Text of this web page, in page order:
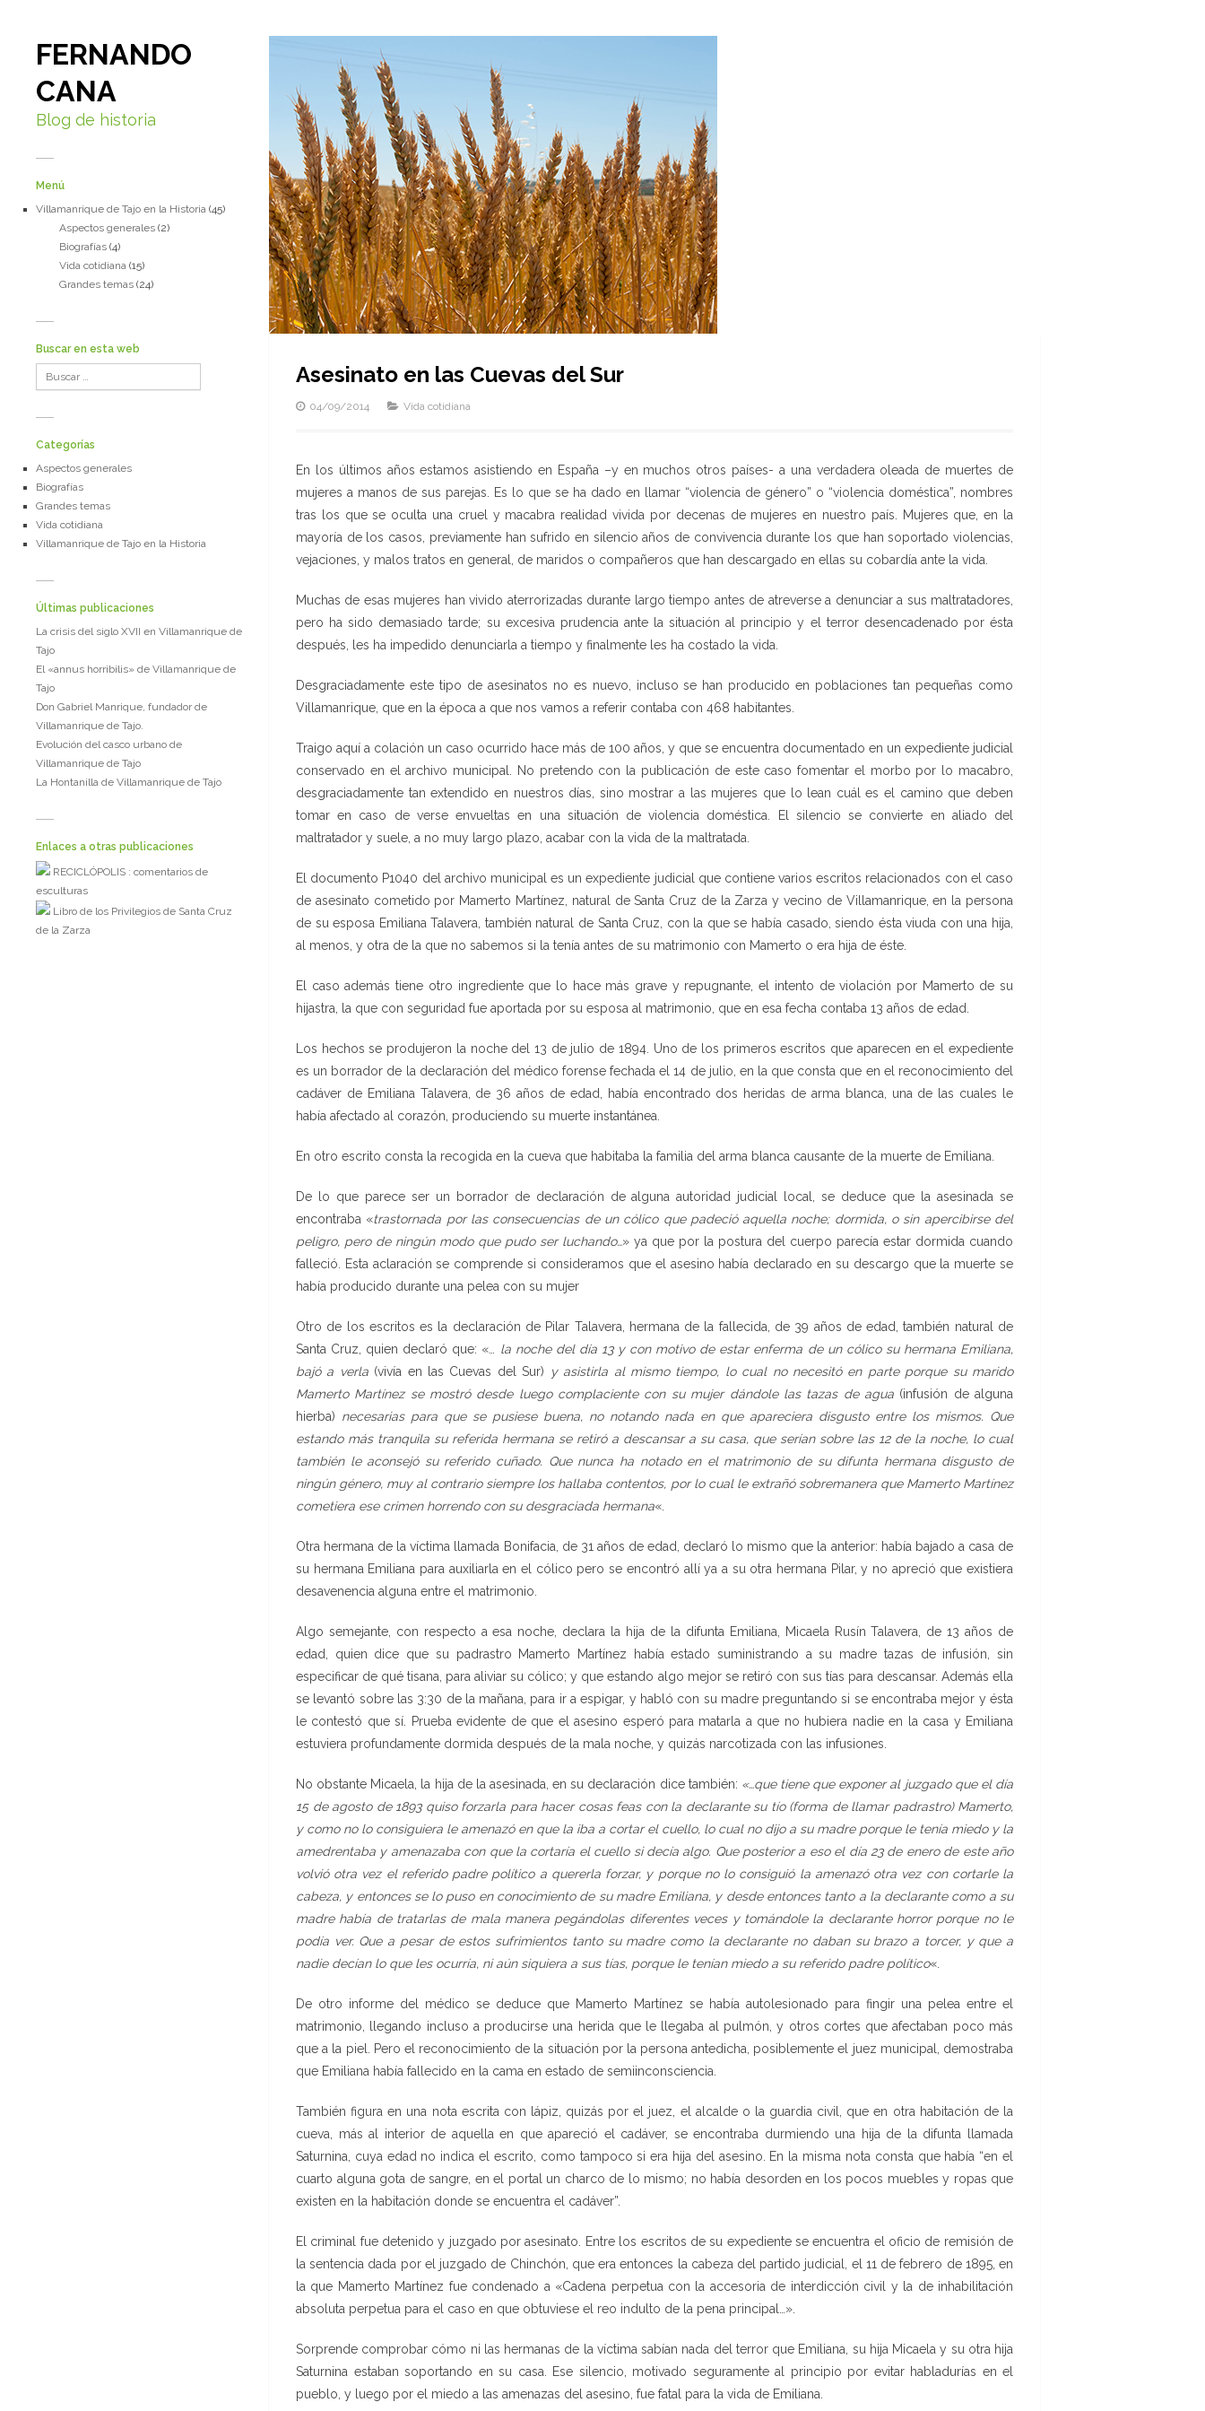
FERNANDO
CANA
Blog de historia
Menú
Villamanrique de Tajo en la Historia (45)
Aspectos generales (2)
Biografías (4)
Vida cotidiana (15)
Grandes temas (24)
Buscar en esta web
Categorías
Aspectos generales
Biografías
Grandes temas
Vida cotidiana
Villamanrique de Tajo en la Historia
Últimas publicaciones
La crisis del siglo XVII en Villamanrique de
Tajo
El «annus horribilis» de Villamanrique de
Tajo
Don Gabriel Manrique, fundador de
Villamanrique de Tajo.
Evolución del casco urbano de
Villamanrique de Tajo
La Hontanilla de Villamanrique de Tajo
Enlaces a otras publicaciones
RECICLÓPOLIS : comentarios de
esculturas
Libro de los Privilegios de Santa Cruz
de la Zarza
Asesinato en las Cuevas del Sur
04/09/2014 Vida cotidiana
En los últimos años estamos asistiendo en España –y en muchos otros países- a una verdadera oleada de muertes de
mujeres a manos de sus parejas. Es lo que se ha dado en llamar “violencia de género” o “violencia doméstica”, nombres
tras los que se oculta una cruel y macabra realidad vivida por decenas de mujeres en nuestro país. Mujeres que, en la
mayoría de los casos, previamente han sufrido en silencio años de convivencia durante los que han soportado violencias,
vejaciones, y malos tratos en general, de maridos o compañeros que han descargado en ellas su cobardía ante la vida.
Muchas de esas mujeres han vivido aterrorizadas durante largo tiempo antes de atreverse a denunciar a sus maltratadores,
pero ha sido demasiado tarde; su excesiva prudencia ante la situación al principio y el terror desencadenado por ésta
después, les ha impedido denunciarla a tiempo y finalmente les ha costado la vida.
Desgraciadamente este tipo de asesinatos no es nuevo, incluso se han producido en poblaciones tan pequeñas como
Villamanrique, que en la época a que nos vamos a referir contaba con 468 habitantes.
Traigo aquí a colación un caso ocurrido hace más de 100 años, y que se encuentra documentado en un expediente judicial
conservado en el archivo municipal. No pretendo con la publicación de este caso fomentar el morbo por lo macabro,
desgraciadamente tan extendido en nuestros días, sino mostrar a las mujeres que lo lean cuál es el camino que deben
tomar en caso de verse envueltas en una situación de violencia doméstica. El silencio se convierte en aliado del
maltratador y suele, a no muy largo plazo, acabar con la vida de la maltratada.
El documento P1040 del archivo municipal es un expediente judicial que contiene varios escritos relacionados con el caso
de asesinato cometido por Mamerto Martínez, natural de Santa Cruz de la Zarza y vecino de Villamanrique, en la persona
de su esposa Emiliana Talavera, también natural de Santa Cruz, con la que se había casado, siendo ésta viuda con una hija,
al menos, y otra de la que no sabemos si la tenía antes de su matrimonio con Mamerto o era hija de éste.
El caso además tiene otro ingrediente que lo hace más grave y repugnante, el intento de violación por Mamerto de su
hijastra, la que con seguridad fue aportada por su esposa al matrimonio, que en esa fecha contaba 13 años de edad.
Los hechos se produjeron la noche del 13 de julio de 1894. Uno de los primeros escritos que aparecen en el expediente
es un borrador de la declaración del médico forense fechada el 14 de julio, en la que consta que en el reconocimiento del
cadáver de Emiliana Talavera, de 36 años de edad, había encontrado dos heridas de arma blanca, una de las cuales le
había afectado al corazón, produciendo su muerte instantánea.
En otro escrito consta la recogida en la cueva que habitaba la familia del arma blanca causante de la muerte de Emiliana.
De lo que parece ser un borrador de declaración de alguna autoridad judicial local, se deduce que la asesinada se
encontraba «trastornada por las consecuencias de un cólico que padeció aquella noche; dormida, o sin apercibirse del
peligro, pero de ningún modo que pudo ser luchando…» ya que por la postura del cuerpo parecía estar dormida cuando
falleció. Esta aclaración se comprende si consideramos que el asesino había declarado en su descargo que la muerte se
había producido durante una pelea con su mujer
Otro de los escritos es la declaración de Pilar Talavera, hermana de la fallecida, de 39 años de edad, también natural de
Santa Cruz, quien declaró que: «… la noche del día 13 y con motivo de estar enferma de un cólico su hermana Emiliana,
bajó a verla (vivía en las Cuevas del Sur) y asistirla al mismo tiempo, lo cual no necesitó en parte porque su marido
Mamerto Martínez se mostró desde luego complaciente con su mujer dándole las tazas de agua (infusión de alguna
hierba) necesarias para que se pusiese buena, no notando nada en que apareciera disgusto entre los mismos. Que
estando más tranquila su referida hermana se retiró a descansar a su casa, que serían sobre las 12 de la noche, lo cual
también le aconsejó su referido cuñado. Que nunca ha notado en el matrimonio de su difunta hermana disgusto de
ningún género, muy al contrario siempre los hallaba contentos, por lo cual le extrañó sobremanera que Mamerto Martínez
cometiera ese crimen horrendo con su desgraciada hermana«.
Otra hermana de la víctima llamada Bonifacia, de 31 años de edad, declaró lo mismo que la anterior: había bajado a casa de
su hermana Emiliana para auxiliarla en el cólico pero se encontró allí ya a su otra hermana Pilar, y no apreció que existiera
desavenencia alguna entre el matrimonio.
Algo semejante, con respecto a esa noche, declara la hija de la difunta Emiliana, Micaela Rusín Talavera, de 13 años de
edad, quien dice que su padrastro Mamerto Martínez había estado suministrando a su madre tazas de infusión, sin
especificar de qué tisana, para aliviar su cólico; y que estando algo mejor se retiró con sus tías para descansar. Además ella
se levantó sobre las 3:30 de la mañana, para ir a espigar, y habló con su madre preguntando si se encontraba mejor y ésta
le contestó que sí. Prueba evidente de que el asesino esperó para matarla a que no hubiera nadie en la casa y Emiliana
estuviera profundamente dormida después de la mala noche, y quizás narcotizada con las infusiones.
No obstante Micaela, la hija de la asesinada, en su declaración dice también: «…que tiene que exponer al juzgado que el día
15 de agosto de 1893 quiso forzarla para hacer cosas feas con la declarante su tío (forma de llamar padrastro) Mamerto,
y como no lo consiguiera le amenazó en que la iba a cortar el cuello, lo cual no dijo a su madre porque le tenía miedo y la
amedrentaba y amenazaba con que la cortaría el cuello si decía algo. Que posterior a eso el día 23 de enero de este año
volvió otra vez el referido padre político a quererla forzar, y porque no lo consiguió la amenazó otra vez con cortarle la
cabeza, y entonces se lo puso en conocimiento de su madre Emiliana, y desde entonces tanto a la declarante como a su
madre había de tratarlas de mala manera pegándolas diferentes veces y tomándole la declarante horror porque no le
podía ver. Que a pesar de estos sufrimientos tanto su madre como la declarante no daban su brazo a torcer, y que a
nadie decían lo que les ocurría, ni aún siquiera a sus tías, porque le tenían miedo a su referido padre político«.
De otro informe del médico se deduce que Mamerto Martínez se había autolesionado para fingir una pelea entre el
matrimonio, llegando incluso a producirse una herida que le llegaba al pulmón, y otros cortes que afectaban poco más
que a la piel. Pero el reconocimiento de la situación por la persona antedicha, posiblemente el juez municipal, demostraba
que Emiliana había fallecido en la cama en estado de semiinconsciencia.
También figura en una nota escrita con lápiz, quizás por el juez, el alcalde o la guardia civil, que en otra habitación de la
cueva, más al interior de aquella en que apareció el cadáver, se encontraba durmiendo una hija de la difunta llamada
Saturnina, cuya edad no indica el escrito, como tampoco si era hija del asesino. En la misma nota consta que había “en el
cuarto alguna gota de sangre, en el portal un charco de lo mismo; no había desorden en los pocos muebles y ropas que
existen en la habitación donde se encuentra el cadáver”.
El criminal fue detenido y juzgado por asesinato. Entre los escritos de su expediente se encuentra el oficio de remisión de
la sentencia dada por el juzgado de Chinchón, que era entonces la cabeza del partido judicial, el 11 de febrero de 1895, en
la que Mamerto Martínez fue condenado a «Cadena perpetua con la accesoria de interdicción civil y la de inhabilitación
absoluta perpetua para el caso en que obtuviese el reo indulto de la pena principal…».
Sorprende comprobar cómo ni las hermanas de la víctima sabían nada del terror que Emiliana, su hija Micaela y su otra hija
Saturnina estaban soportando en su casa. Ese silencio, motivado seguramente al principio por evitar habladurías en el
pueblo, y luego por el miedo a las amenazas del asesino, fue fatal para la vida de Emiliana.